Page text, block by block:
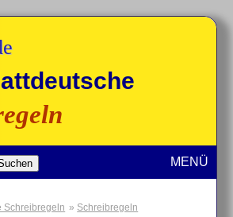
MENÜ
Schreibregeln
Schreibregeln